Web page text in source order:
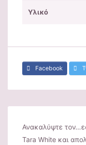
Υλικό
Facebook
Ανακαλύψτε
Tara White και